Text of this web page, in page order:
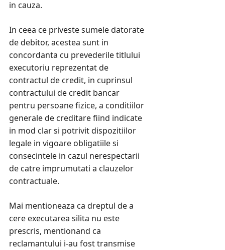
in cauza.
In ceea ce priveste sumele datorate
de debitor, acestea sunt in
concordanta cu prevederile titlului
executoriu reprezentat de
contractul de credit, in cuprinsul
contractului de credit bancar
pentru persoane fizice, a conditiilor
generale de creditare fiind indicate
in mod clar si potrivit dispozitiilor
legale in vigoare obligatiile si
consecintele in cazul nerespectarii
de catre imprumutati a clauzelor
contractuale.
Mai mentioneaza ca dreptul de a
cere executarea silita nu este
prescris, mentionand ca
reclamantului i-au fost transmise